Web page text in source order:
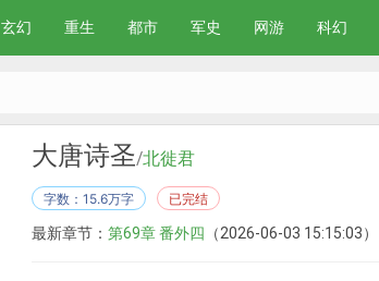
玄幻 重生 都市 军史 网游 科幻
大唐诗圣/北徙君
字数：15.6万字 已完结
最新章节： 第69章 番外四 （2026-06-03 15:15:03）